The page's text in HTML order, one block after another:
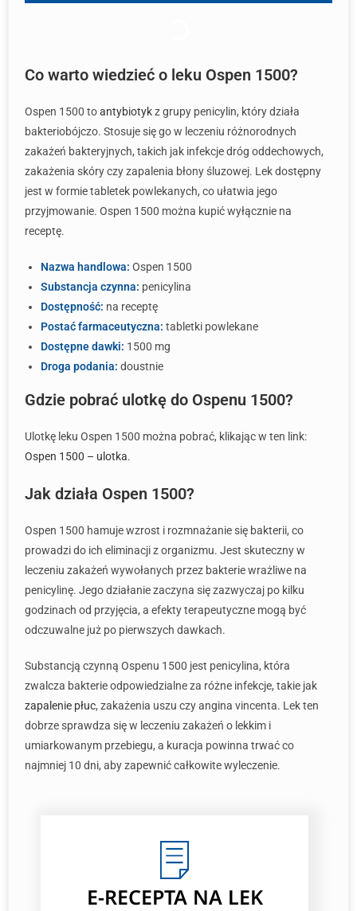
Co warto wiedzieć o leku Ospen 1500?
Ospen 1500 toantybiotykz grupy penicylin, który działa
bakteriobójczo. Stosuje się go w leczeniu różnorodnych
zakażeń bakteryjnych, takich jak infekcje dróg oddechowych,
zakażenia skóry czy zapalenia błony śluzowej. Lek dostępny
jest w formie tabletek powlekanych, co ułatwia jego
przyjmowanie. Ospen 1500 można kupić wyłącznie na
receptę.
Nazwa handlowa: Ospen 1500
Substancja czynna: penicylina
Dostępność: na receptę
Postać farmaceutyczna: tabletki powlekane
Dostępne dawki: 1500 mg
Droga podania: doustnie
Gdzie pobrać ulotkę do Ospenu 1500?
Ulotkę leku Ospen 1500 można pobrać, klikając w ten link:
Ospen 1500 – ulotka.
Jak działa Ospen 1500?
Ospen 1500 hamuje wzrost i rozmnażanie się bakterii, co
prowadzi do ich eliminacji z organizmu. Jest skuteczny w
leczeniu zakażeń wywołanych przez bakterie wrażliwe na
penicylinę. Jego działanie zaczyna się zazwyczaj po kilku
godzinach od przyjęcia, a efekty terapeutyczne mogą być
odczuwalne już po pierwszych dawkach.
Substancją czynną Ospenu 1500 jest penicylina, która
zwalcza bakterie odpowiedzialne za różne infekcje, takie jak
zapalenie płuc, zakażenia uszu czy angina vincenta. Lek ten
dobrze sprawdza się w leczeniu zakażeń o lekkim i
umiarkowanym przebiegu, a kuracja powinna trwać co
najmniej 10 dni, aby zapewnić całkowite wyleczenie.
E-RECEPTANA LEK